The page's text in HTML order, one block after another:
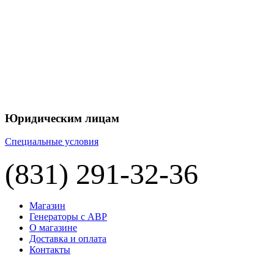
Юридическим лицам
Специальные условия
(831) 291-32-36
Магазин
Генераторы с АВР
О магазине
Доставка и оплата
Контакты